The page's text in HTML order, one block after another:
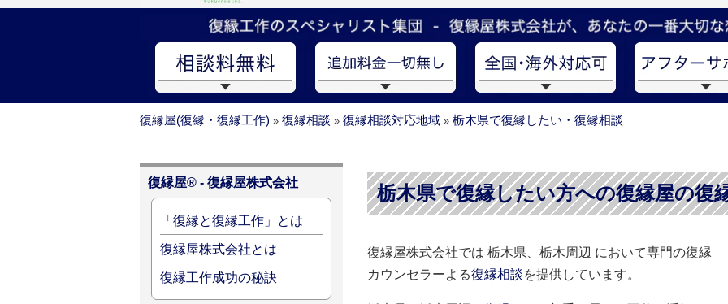
復縁屋(復縁・復縁工作) » 復縁相談 » 復縁相談対応地域 » 栃木県で復縁したい・復縁相談
栃木県で復縁したい方への復縁屋の復
復縁屋株式会社では 栃木県、栃木周辺 において専門の復縁
カウンセラーよる復縁相談を提供しています。
復縁屋® - 復縁屋株式会社
「復縁と復縁工作」とは
復縁屋株式会社とは
復縁工作成功の秘訣